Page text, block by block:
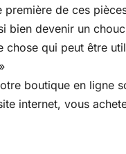
de ces
bien devenir un
qui peut être
boutique en ligne
internet, vous